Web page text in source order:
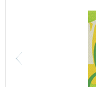
カーテン